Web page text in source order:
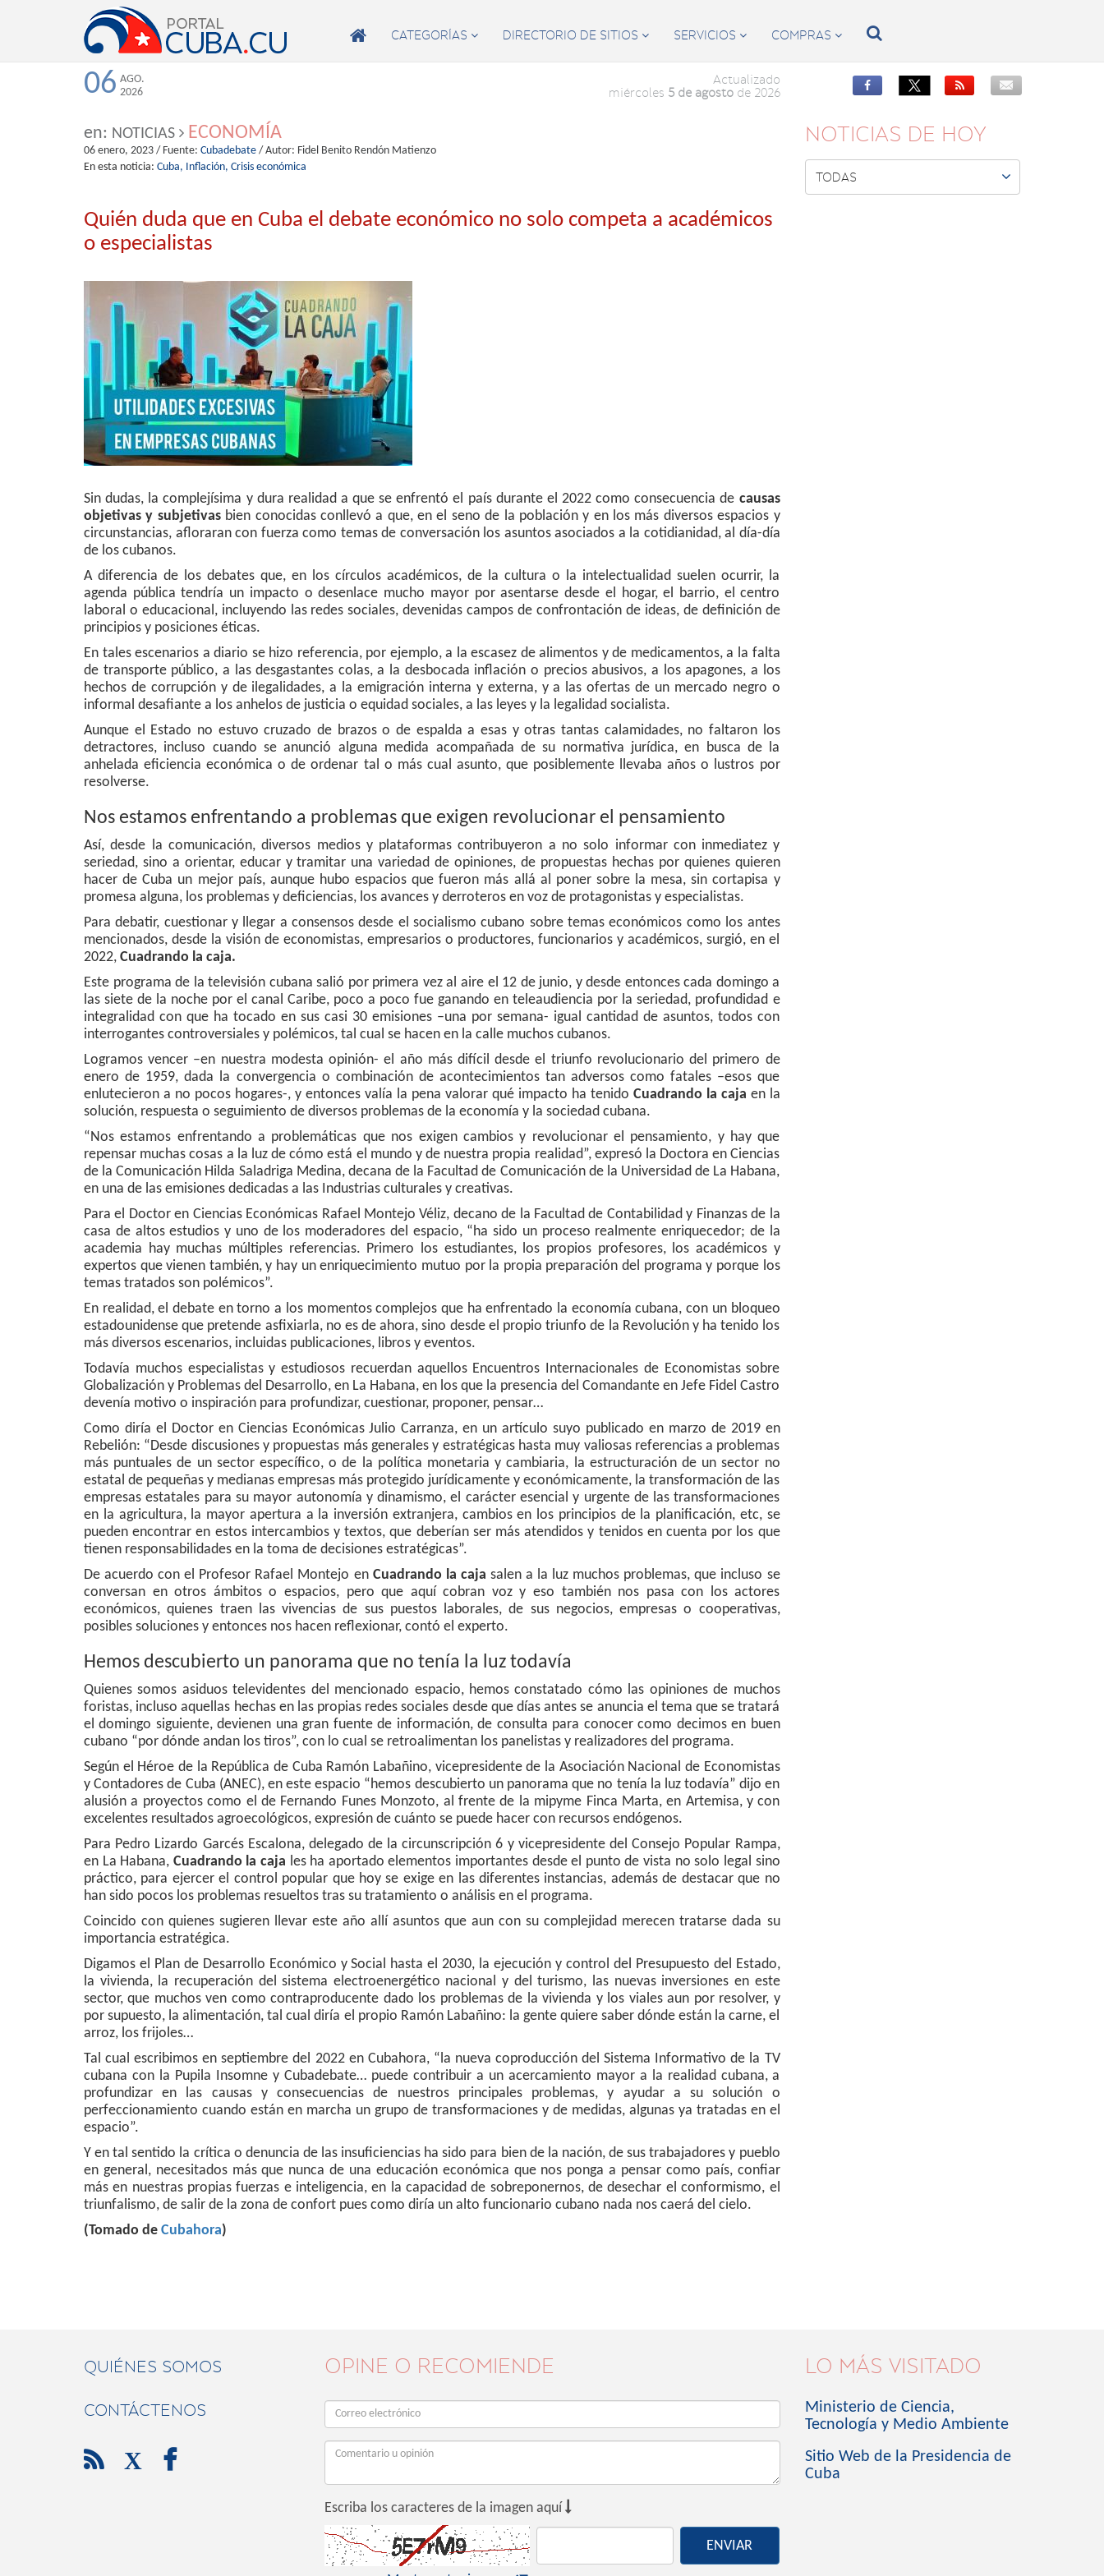
 CATEGORÍAS  DIRECTORIO DE SITIOS  SERVICIOS  COMPRAS  
06 AGO.
2026
Actualizado
miércoles 5 de agostode 2026


en: NOTICIAS ECONOMÍA
06 enero, 2023 / Fuente: Cubadebate / Autor: Fidel Benito Rendón Matienzo
En esta noticia: Cuba, Inflación, Crisis económica
Quién duda que en Cuba el debate económico no solo competa a académicos
o especialistas
Sin dudas, la complejísima y dura realidad a que se enfrentó el país durante el 2022 como consecuencia de causas
objetivas y subjetivasbien conocidas conllevó a que, en el seno de la población y en los más diversos espacios y
circunstancias, afloraran con fuerza como temas de conversación los asuntos asociados a la cotidianidad, al día-día
de los cubanos.
A diferencia de los debates que, en los círculos académicos, de la cultura o la intelectualidad suelen ocurrir, la
agenda pública tendría un impacto o desenlace mucho mayor por asentarse desde el hogar, el barrio, el centro
laboral o educacional, incluyendo las redes sociales, devenidas campos de confrontación de ideas, de definición de
principios y posiciones éticas.
En tales escenarios a diario se hizo referencia, por ejemplo, a la escasez de alimentos y de medicamentos, a la falta
de transporte público, a las desgastantes colas, a la desbocada inflación o precios abusivos, a los apagones, a los
hechos de corrupción y de ilegalidades, a la emigración interna y externa, y a las ofertas de un mercado negro o
informal desafiante a los anhelos de justicia o equidad sociales, a las leyes y la legalidad socialista.
Aunque el Estado no estuvo cruzado de brazos o de espalda a esas y otras tantas calamidades, no faltaron los
detractores, incluso cuando se anunció alguna medida acompañada de su normativa jurídica, en busca de la
anhelada eficiencia económica o de ordenar tal o más cual asunto, que posiblemente llevaba años o lustros por
resolverse.
Nos estamos enfrentando a problemas que exigen revolucionar el pensamiento
Así, desde la comunicación, diversos medios y plataformas contribuyeron a no solo informar con inmediatez y
seriedad, sino a orientar, educar y tramitar una variedad de opiniones, de propuestas hechas por quienes quieren
hacer de Cuba un mejor país, aunque hubo espacios que fueron más allá al poner sobre la mesa, sin cortapisa y
promesa alguna, los problemas y deficiencias, los avances y derroteros en voz de protagonistas y especialistas.
Para debatir, cuestionar y llegar a consensos desde el socialismo cubano sobre temas económicos como los antes
mencionados, desde la visión de economistas, empresarios o productores, funcionarios y académicos, surgió, en el
2022, Cuadrando la caja.
Este programa de la televisión cubana salió por primera vez al aire el 12 de junio, y desde entonces cada domingo a
las siete de la noche por el canal Caribe, poco a poco fue ganando en teleaudiencia por la seriedad, profundidad e
integralidad con que ha tocado en sus casi 30 emisiones –una por semana- igual cantidad de asuntos, todos con
interrogantes controversiales y polémicos, tal cual se hacen en la calle muchos cubanos.
Logramos vencer –en nuestra modesta opinión- el año más difícil desde el triunfo revolucionario del primero de
enero de 1959, dada la convergencia o combinación de acontecimientos tan adversos como fatales –esos que
enlutecieron a no pocos hogares-, y entonces valía la pena valorar qué impacto ha tenido Cuadrando la caja en la
solución, respuesta o seguimiento de diversos problemas de la economía y la sociedad cubana.
“Nos estamos enfrentando a problemáticas que nos exigen cambios y revolucionar el pensamiento, y hay que
repensar muchas cosas a la luz de cómo está el mundo y de nuestra propia realidad”, expresó la Doctora en Ciencias
de la Comunicación Hilda Saladriga Medina, decana de la Facultad de Comunicación de la Universidad de La Habana,
en una de las emisiones dedicadas a las Industrias culturales y creativas.
Para el Doctor en Ciencias Económicas Rafael Montejo Véliz, decano de la Facultad de Contabilidad y Finanzas de la
casa de altos estudios y uno de los moderadores del espacio, “ha sido un proceso realmente enriquecedor; de la
academia hay muchas múltiples referencias. Primero los estudiantes, los propios profesores, los académicos y
expertos que vienen también, y hay un enriquecimiento mutuo por la propia preparación del programa y porque los
temas tratados son polémicos”.
En realidad, el debate en torno a los momentos complejos que ha enfrentado la economía cubana, con un bloqueo
estadounidense que pretende asfixiarla, no es de ahora, sino desde el propio triunfo de la Revolución y ha tenido los
más diversos escenarios, incluidas publicaciones, libros y eventos.
Todavía muchos especialistas y estudiosos recuerdan aquellos Encuentros Internacionales de Economistas sobre
Globalización y Problemas del Desarrollo, en La Habana, en los que la presencia del Comandante en Jefe Fidel Castro
devenía motivo o inspiración para profundizar, cuestionar, proponer, pensar…
Como diría el Doctor en Ciencias Económicas Julio Carranza, en un artículo suyo publicado en marzo de 2019 en
Rebelión: “Desde discusiones y propuestas más generales y estratégicas hasta muy valiosas referencias a problemas
más puntuales de un sector específico, o de la política monetaria y cambiaria, la estructuración de un sector no
estatal de pequeñas y medianas empresas más protegido jurídicamente y económicamente, la transformación de las
empresas estatales para su mayor autonomía y dinamismo, el carácter esencial y urgente de las transformaciones
en la agricultura, la mayor apertura a la inversión extranjera, cambios en los principios de la planificación, etc, se
pueden encontrar en estos intercambios y textos, que deberían ser más atendidos y tenidos en cuenta por los que
tienen responsabilidades en la toma de decisiones estratégicas”.
De acuerdo con el Profesor Rafael Montejo en Cuadrando la caja salen a la luz muchos problemas, que incluso se
conversan en otros ámbitos o espacios, pero que aquí cobran voz y eso también nos pasa con los actores
económicos, quienes traen las vivencias de sus puestos laborales, de sus negocios, empresas o cooperativas,
posibles soluciones y entonces nos hacen reflexionar, contó el experto.
Hemos descubierto un panorama que no tenía la luz todavía
Quienes somos asiduos televidentes del mencionado espacio, hemos constatado cómo las opiniones de muchos
foristas, incluso aquellas hechas en las propias redes sociales desde que días antes se anuncia el tema que se tratará
el domingo siguiente, devienen una gran fuente de información, de consulta para conocer como decimos en buen
cubano “por dónde andan los tiros”, con lo cual se retroalimentan los panelistas y realizadores del programa.
Según el Héroe de la República de Cuba Ramón Labañino, vicepresidente de la Asociación Nacional de Economistas
y Contadores de Cuba (ANEC), en este espacio “hemos descubierto un panorama que no tenía la luz todavía” dijo en
alusión a proyectos como el de Fernando Funes Monzoto, al frente de la mipyme Finca Marta, en Artemisa, y con
excelentes resultados agroecológicos, expresión de cuánto se puede hacer con recursos endógenos.
Para Pedro Lizardo Garcés Escalona, delegado de la circunscripción 6 y vicepresidente del Consejo Popular Rampa,
en La Habana, Cuadrando la caja les ha aportado elementos importantes desde el punto de vista no solo legal sino
práctico, para ejercer el control popular que hoy se exige en las diferentes instancias, además de destacar que no
han sido pocos los problemas resueltos tras su tratamiento o análisis en el programa.
Coincido con quienes sugieren llevar este año allí asuntos que aun con su complejidad merecen tratarse dada su
importancia estratégica.
Digamos el Plan de Desarrollo Económico y Social hasta el 2030, la ejecución y control del Presupuesto del Estado,
la vivienda, la recuperación del sistema electroenergético nacional y del turismo, las nuevas inversiones en este
sector, que muchos ven como contraproducente dado los problemas de la vivienda y los viales aun por resolver, y
por supuesto, la alimentación, tal cual diría el propio Ramón Labañino: la gente quiere saber dónde están la carne, el
arroz, los frijoles…
Tal cual escribimos en septiembre del 2022 en Cubahora, “la nueva coproducción del Sistema Informativo de la TV
cubana con la Pupila Insomne y Cubadebate… puede contribuir a un acercamiento mayor a la realidad cubana, a
profundizar en las causas y consecuencias de nuestros principales problemas, y ayudar a su solución o
perfeccionamiento cuando están en marcha un grupo de transformaciones y de medidas, algunas ya tratadas en el
espacio”.
Y en tal sentido la crítica o denuncia de las insuficiencias ha sido para bien de la nación, de sus trabajadores y pueblo
en general, necesitados más que nunca de una educación económica que nos ponga a pensar como país, confiar
más en nuestras propias fuerzas e inteligencia, en la capacidad de sobreponernos, de desechar el conformismo, el
triunfalismo, de salir de la zona de confort pues como diría un alto funcionario cubano nada nos caerá del cielo.
(Tomado de Cubahora)
NOTICIAS DE HOY
TODAS 
QUIÉNES SOMOS
CONTÁCTENOS
 X 
OPINE O RECOMIENDE
Escriba los caracteres de la imagen aquí 
ENVIAR
LO MÁS VISITADO
Ministerio de Ciencia,
Tecnología y Medio Ambiente
Sitio Web de la Presidencia de
Cuba